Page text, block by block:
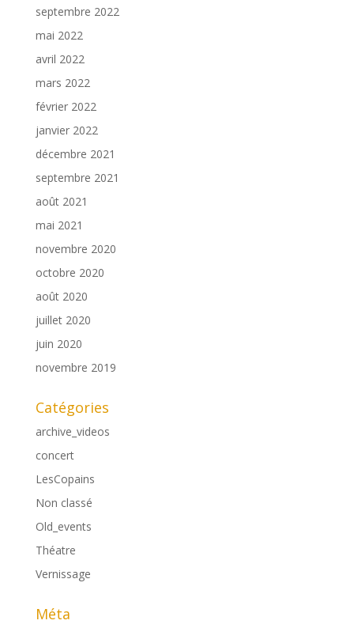
septembre 2022
mai 2022
avril 2022
mars 2022
février 2022
janvier 2022
décembre 2021
septembre 2021
août 2021
mai 2021
novembre 2020
octobre 2020
août 2020
juillet 2020
juin 2020
novembre 2019
Catégories
archive_videos
concert
LesCopains
Non classé
Old_events
Théatre
Vernissage
Méta